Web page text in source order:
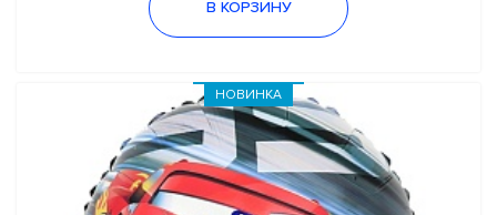
В КОРЗИНУ
НОВИНКА